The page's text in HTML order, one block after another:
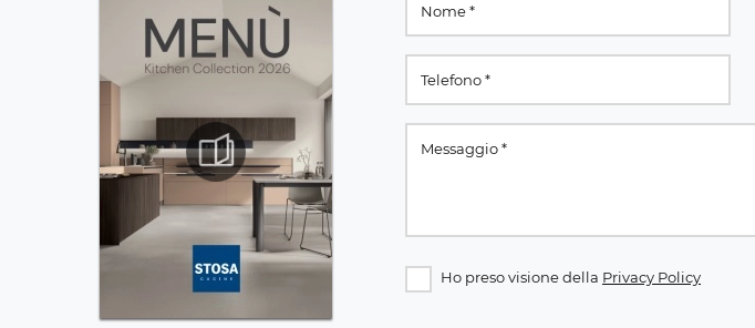
Ho preso visione della Privacy Policy